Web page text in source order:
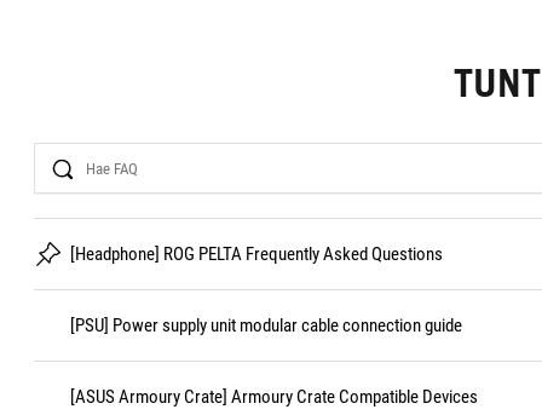
Search
[Headphone] ROG PELTA Frequently Asked Questions
[PSU] Power supply unit modular cable connection guide
[ASUS Armoury Crate] Armoury Crate Compatible Devices